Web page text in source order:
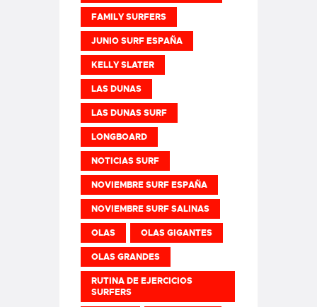
FAMILY SURFERS
JUNIO SURF ESPAÑA
KELLY SLATER
LAS DUNAS
LAS DUNAS SURF
LONGBOARD
NOTICIAS SURF
NOVIEMBRE SURF ESPAÑA
NOVIEMBRE SURF SALINAS
OLAS OLAS GIGANTES
OLAS GRANDES
RUTINA DE EJERCICIOS
SURFERS